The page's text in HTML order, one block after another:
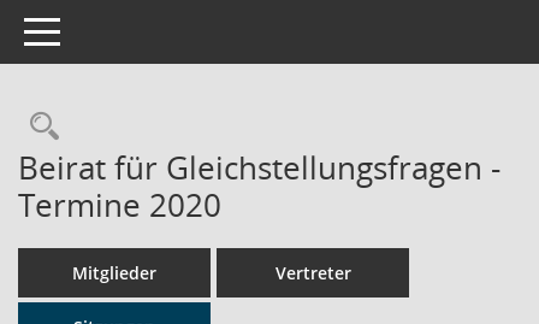
Toggle navigation
Rechercheauswahl
Beirat für Gleichstellungsfragen -
Termine 2020
Mitglieder Vertreter